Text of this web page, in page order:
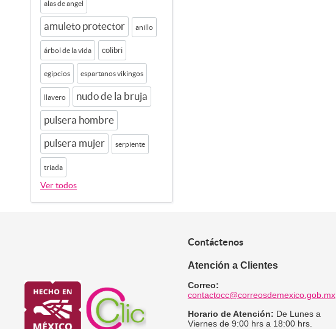
alas de angel
amuleto protector anillo
árbol de la vida colibri
egipcios espartanos vikingos
llavero nudo de la bruja
pulsera hombre
pulsera mujer serpiente
triada
Ver todos
Contáctenos
Atención a Clientes
Correo:
contactocc@correosdemexico.gob.mx
Horario de Atención: De Lunes a
Viernes de 9:00 hrs a 18:00 hrs.